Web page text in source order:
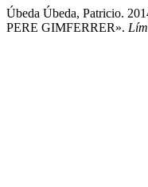
Úbeda Úbeda, Patricio.
PERE GIMFERRER».